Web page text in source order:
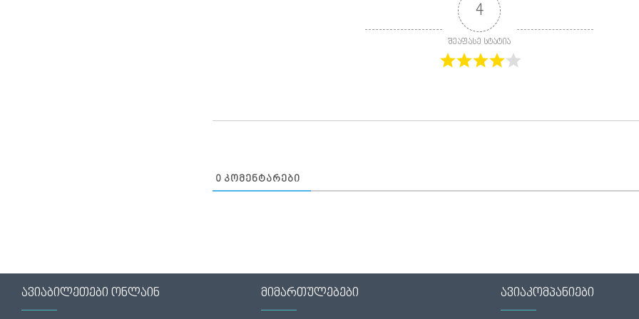
4
შეაფასე სტატია
0 ᲙᲝᲛᲔᲜᲢᲐᲠᲔᲑᲘ
ავიაბილეთები ონლაინ მიმართულებები ავიაკომპანიები